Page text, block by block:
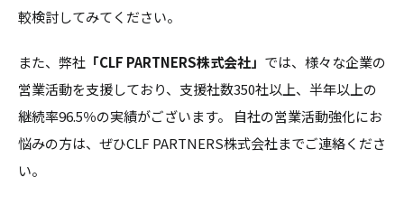
較検討してみてください。
また、弊社 「CLF PARTNERS株式会社」 では、様々な企業の
営業活動を支援しており、支援社数350社以上、半年以上の
継続率96.5％の実績がございます。 自社の営業活動強化にお
悩みの方は、ぜひCLF PARTNERS株式会社までご連絡くださ
い。